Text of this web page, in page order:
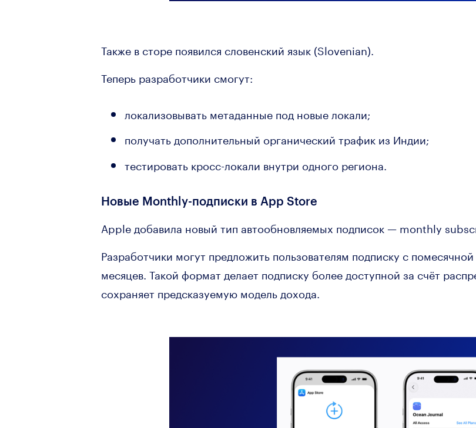
Также в сторе появился словенский язык (Slovenian).
Теперь разработчики смогут:
локализовывать метаданные под новые локали;
получать дополнительный органический трафик из Индии;
тестировать кросс-локали внутри одного региона.
Новые Monthly-подписки в App Store
Apple добавила новый тип автообновляемых подписок — monthly
Разработчики могут предложить пользователям подписку с
месяцев. Такой формат делает подписку более доступной за счёт
сохраняет предсказуемую модель дохода.